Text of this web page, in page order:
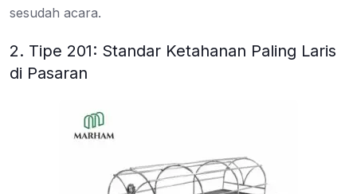
sesudah acara.
2. Tipe 201: Standar Ketahanan Paling Laris
di Pasaran